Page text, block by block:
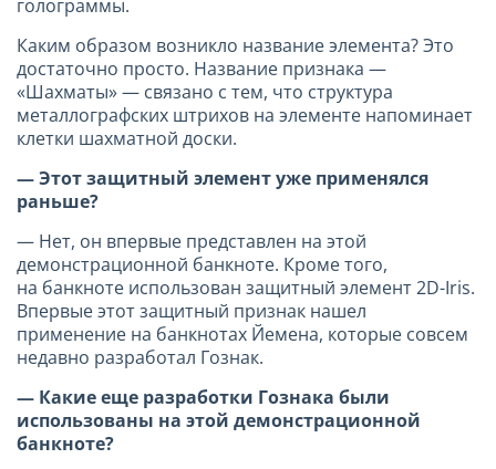
голограммы.
Каким образом возникло название элемента? Это
достаточно просто. Название признака —
«Шахматы» — связано с тем, что структура
металлографских штрихов на элементе напоминает
клетки шахматной доски.
— Этот защитный элемент уже применялся
раньше?
— Нет, он впервые представлен на этой
демонстрационной банкноте. Кроме того,
на банкноте использован защитный элемент 2D-Iris.
Впервые этот защитный признак нашел
применение на банкнотах Йемена, которые совсем
недавно разработал Гознак.
— Какие еще разработки Гознака были
использованы на этой демонстрационной
банкноте?